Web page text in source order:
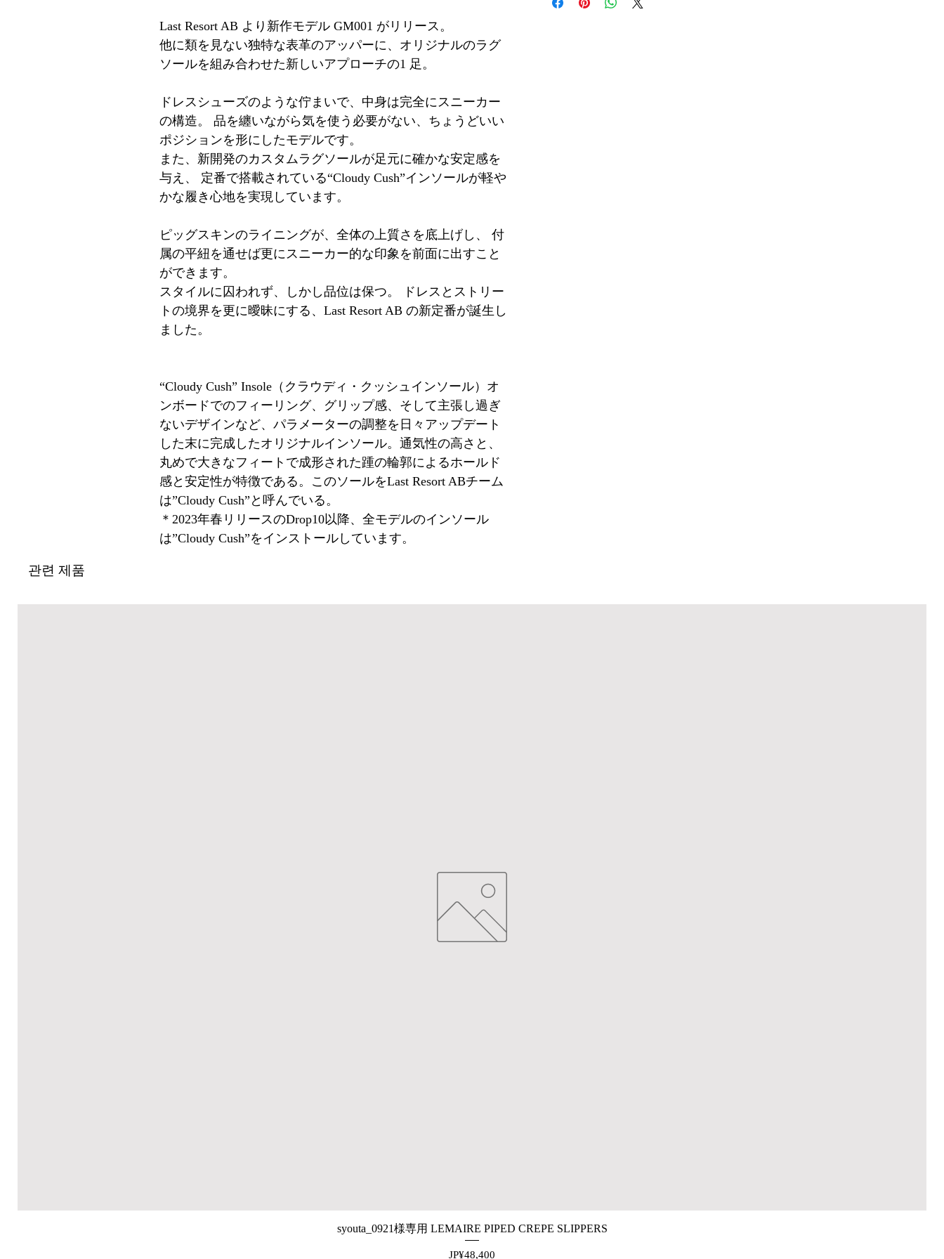
Last Resort AB より新作モデル GM001 がリリース。
他に類を見ない独特な表革のアッパーに、オリジナルのラグ
ソールを組み合わせた新しいアプローチの1 足。
ドレスシューズのような佇まいで、中身は完全にスニーカー
の構造。 品を纏いながら気を使う必要がない、ちょうどいい
ポジションを形にしたモデルです。
また、新開発のカスタムラグソールが足元に確かな安定感を
与え、 定番で搭載されている“Cloudy Cush”インソールが軽や
かな履き心地を実現しています。
ピッグスキンのライニングが、全体の上質さを底上げし、 付
属の平紐を通せば更にスニーカー的な印象を前面に出すこと
ができます。
スタイルに囚われず、しかし品位は保つ。 ドレスとストリー
トの境界を更に曖昧にする、Last Resort AB の新定番が誕生し
ました。
“Cloudy Cush” Insole（クラウディ・クッシュインソール）オ
ンボードでのフィーリング、グリップ感、そして主張し過ぎ
ないデザインなど、パラメーターの調整を日々アップデート
した末に完成したオリジナルインソール。通気性の高さと、
丸めで大きなフィートで成形された踵の輪郭によるホールド
感と安定性が特徴である。このソールをLast Resort ABチーム
は”Cloudy Cush”と呼んでいる。
＊2023年春リリースのDrop10以降、全モデルのインソール
は”Cloudy Cush”をインストールしています。
관련 제품
제품보기
syouta_0921様専用 LEMAIRE PIPED CREPE SLIPPERS
가격
JP¥48,400